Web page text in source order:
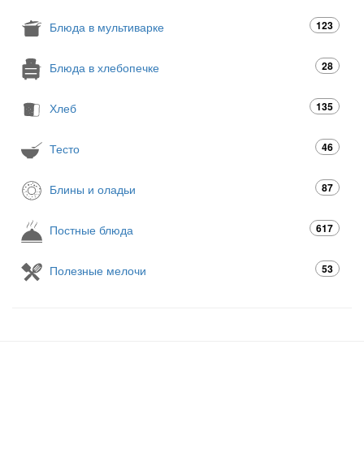
Блюда в мультиварке 123
Блюда в хлебопечке 28
Хлеб 135
Тесто 46
Блины и оладьи 87
Постные блюда 617
Полезные мелочи 53